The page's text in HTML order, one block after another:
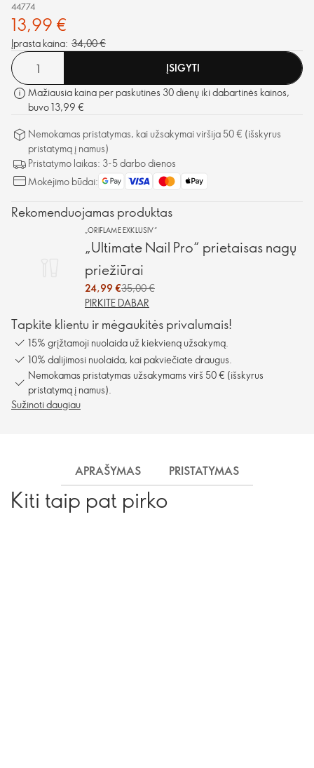
44774
13,99 €
Įprasta kaina: 34,00 €
ĮSIGYTI
Mažiausia kaina per paskutines 30 dienų iki dabartinės kainos,
buvo 13,99 €
Nemokamas pristatymas, kai užsakymai viršija 50 € (išskyrus
pristatymą į namus)
Pristatymo laikas: 3-5 darbo dienos
Mokėjimo būdai:
Rekomenduojamas produktas
„ORIFLAME EXKLUSIV“
„Ultimate Nail Pro“ prietaisas nagų
priežiūrai
24,99 €35,00 €
PIRKITE DABAR
Tapkite klientu ir mėgaukitės privalumais!
15% grįžtamoji nuolaida už kiekvieną užsakymą.
10% dalijimosi nuolaida, kai pakviečiate draugus.
Nemokamas pristatymas užsakymams virš 50 € (išskyrus
pristatymą į namus).
Sužinoti daugiau
APRAŠYMAS PRISTATYMAS
Kiti taip pat pirko